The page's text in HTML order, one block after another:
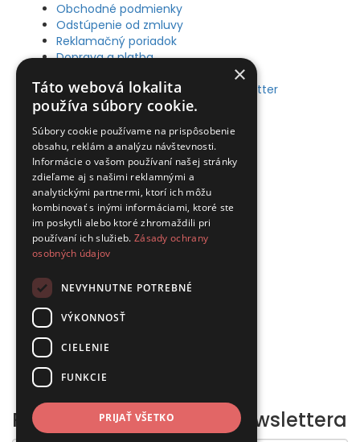
Obchodné podmienky
Odstúpenie od zmluvy
Reklamačný poriadok
Doprava a platba
Ochrana osobných údajov - newsletter
Môj účet
Môj účet
História objednávok
Obľúbené produkty
Novinky
Zákaznícky servis
Mapa stránok
Výrobcovia
Akciový tovar
Sociálne siete
Prihláste sa na odber Newslettera
×
Táto webová lokalita
používa súbory cookie.
Súbory cookie používame na prispôsobenie
obsahu, reklám a analýzu návštevnosti.
Informácie o vašom používaní našej stránky
zdieľame aj s našimi reklamnými a
analytickými partnermi, ktorí ich môžu
kombinovať s inými informáciami, ktoré ste
im poskytli alebo ktoré zhromaždili pri
používaní ich služieb. Zásady ochrany
osobných údajov
NEVYHNUTNE POTREBNÉ
VÝKONNOSŤ
CIELENIE
FUNKCIE
PRIJAŤ VŠETKO